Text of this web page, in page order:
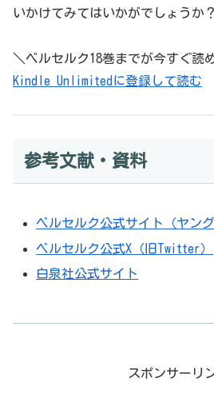
いかけてみてはいかがでしょうか？
＼ベルセルク18巻までが今すぐ読
Kindle Unlimitedに登録して読む
参考文献・資料
ベルセルク公式サイト（ヤング
ベルセルク公式X（旧Twitter）
白泉社公式サイト
スポンサーリ